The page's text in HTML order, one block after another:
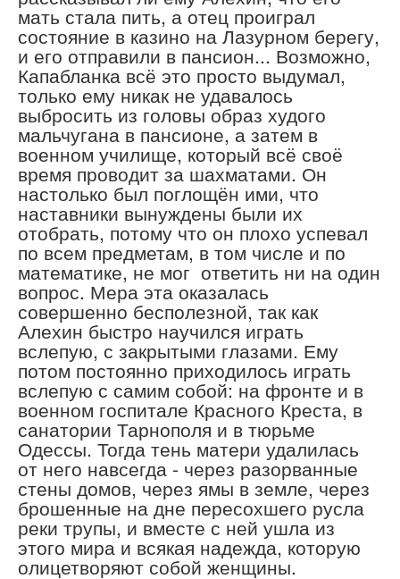
мать стала пить, а отец проиграл
состояние в казино на Лазурном берегу,
и его отправили в пансион... Возможно,
Капабланка всё это просто выдумал,
только ему никак не удавалось
выбросить из головы образ худого
мальчугана в пансионе, а затем в
военном училище, который всё своё
время проводит за шахматами. Он
настолько был поглощён ими, что
наставники вынуждены были их
отобрать, потому что он плохо успевал
по всем предметам, в том числе и по
математике, не мог ответить ни на один
вопрос. Мера эта оказалась
совершенно бесполезной, так как
Алехин быстро научился играть
вслепую, с закрытыми глазами. Ему
потом постоянно приходилось играть
вслепую с самим собой: на фронте и в
военном госпитале Красного Креста, в
санатории Тарнополя и в тюрьме
Одессы. Тогда тень матери удалилась
от него навсегда - через разорванные
стены домов, через ямы в земле, через
брошенные на дне пересохшего русла
реки трупы, и вместе с ней ушла из
этого мира и всякая надежда, которую
олицетворяют собой женщины.